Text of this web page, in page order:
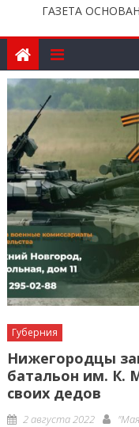
ГАЗЕТА
Губерния
Нижегородцы
батальон им. К.
своих дедов
Posted
2 августа 2022